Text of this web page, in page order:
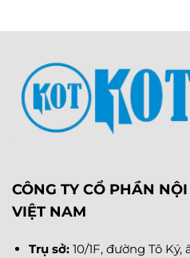
CÔNG TY CỔ PHẦN
VIỆT NAM
Trụ sở: 10/1F, đường Tô